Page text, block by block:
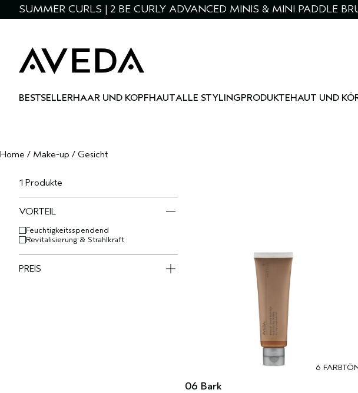
SUMMER CURLS | 2 BE CURLY ADVANCED MINIS & MINI PADDLE
BESTSELLERHAAR UND KOPFHAUTALLE STYLINGPRODUKTEHAUT UND
Home / Make-up / Gesicht
1 Produkte
VORTEIL
Feuchtigkeitsspendend
Revitalisierung & Strahlkraft
PREIS
6
06 Bark